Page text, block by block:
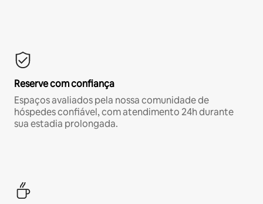
Reserve com confiança
Espaços avaliados pela nossa comunidade de
hóspedes confiável, com atendimento 24h durante
sua estadia prolongada.